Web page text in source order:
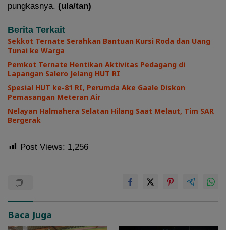
pungkasnya. (ula/tan)
Berita Terkait
Sekkot Ternate Serahkan Bantuan Kursi Roda dan Uang
Tunai ke Warga
Pemkot Ternate Hentikan Aktivitas Pedagang di
Lapangan Salero Jelang HUT RI
Spesial HUT ke-81 RI, Perumda Ake Gaale Diskon
Pemasangan Meteran Air
Nelayan Halmahera Selatan Hilang Saat Melaut, Tim SAR
Bergerak
Post Views: 1,256
Baca Juga